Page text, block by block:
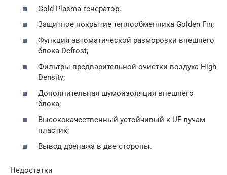
Cold Plasma генератор;
Защитное покрытие теплообменника Golden Fin;
Функция автоматической разморозки внешнего
блока Defrost;
Фильтры предварительной очистки воздуха High
Density;
Дополнительная шумоизоляция внешнего
блока;
Высококачественный устойчивый к UF-лучам
пластик;
Вывод дренажа в две стороны.
Недостатки